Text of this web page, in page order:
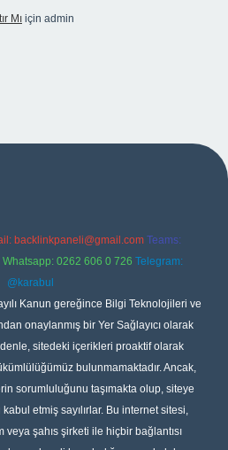
Mı için admin
backlinkpaneli@gmail.com Teams:
Whatsapp: 0262 606 0 726 Telegram:
@karabul
Kanun gereğince Bilgi Teknolojileri ve
onaylanmış bir Yer Sağlayıcı olarak
sitedeki içerikleri proaktif olarak
bulunmamaktadır. Ancak,
sorumluluğunu taşımakta olup, siteye
etmiş sayılırlar. Bu internet sitesi,
şahıs şirketi ile hiçbir bağlantısı